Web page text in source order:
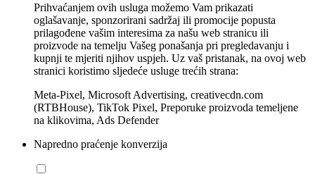
Prihvaćanjem ovih usluga možemo Vam prikazati
oglašavanje, sponzorirani sadržaj ili promocije popusta
prilagođene vašim interesima za našu web stranicu ili
proizvode na temelju Vašeg ponašanja pri pregledavanju i
kupnji te mjeriti njihov uspjeh. Uz vaš pristanak, na ovoj web
stranici koristimo sljedeće usluge trećih strana:
Meta-Pixel, Microsoft Advertising, creativecdn.com
(RTBHouse), TikTok Pixel, Preporuke proizvoda temeljene
na klikovima, Ads Defender
Napredno praćenje konverzija